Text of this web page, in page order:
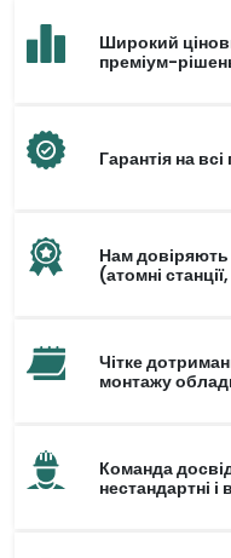
Широкий
преміум-
Гарантія на
Нам довіряють
(атомні
Чітке
монтажу
Команда
нестандартні і